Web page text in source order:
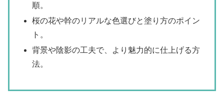
順。
桜の花や幹のリアルな色選びと塗り方のポイン
ト。
背景や陰影の工夫で、より魅力的に仕上げる方
法。